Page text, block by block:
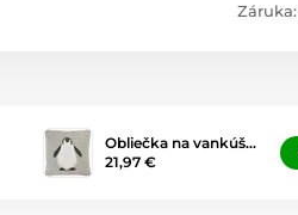
Záruka:
Obliečka na vankúš…
21,97 €